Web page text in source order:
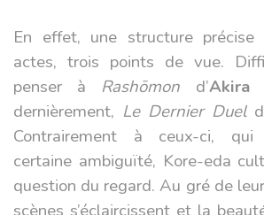
En effet, une structure précise
actes, trois points de vue.
penser à Rashōmon d’Akira
dernièrement, Le Dernier Duel
Contrairement à ceux-ci, qui
certaine ambiguïté, Kore-eda
question du regard. Au gré de
scènes s’éclaircissent et la